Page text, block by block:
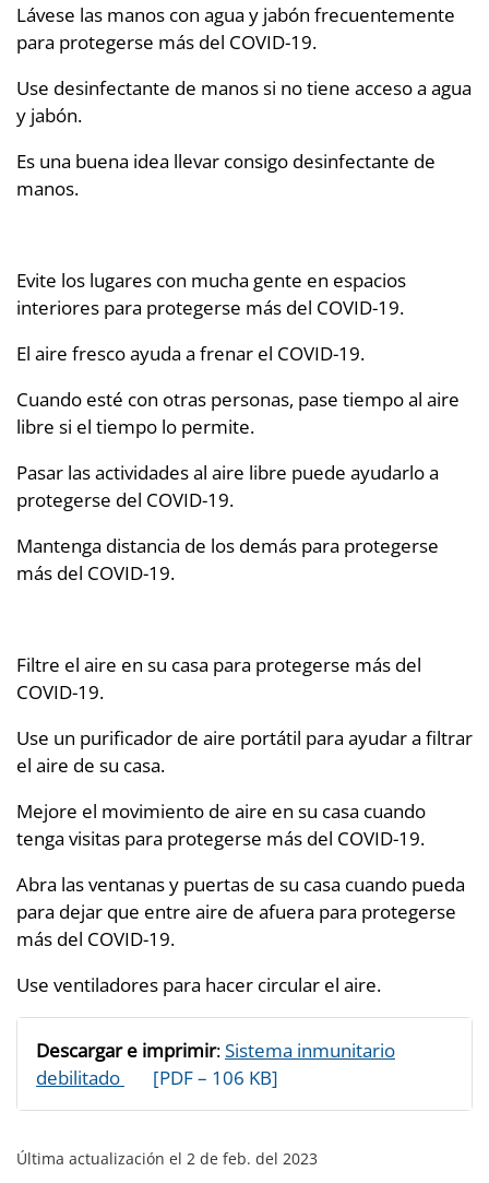
Lávese las manos con agua y jabón frecuentemente
para protegerse más del COVID-19.
Use desinfectante de manos si no tiene acceso a agua
y jabón.
Es una buena idea llevar consigo desinfectante de
manos.
Evite los lugares con mucha gente en espacios
interiores para protegerse más del COVID-19.
El aire fresco ayuda a frenar el COVID-19.
Cuando esté con otras personas, pase tiempo al aire
libre si el tiempo lo permite.
Pasar las actividades al aire libre puede ayudarlo a
protegerse del COVID-19.
Mantenga distancia de los demás para protegerse
más del COVID-19.
Filtre el aire en su casa para protegerse más del
COVID-19.
Use un purificador de aire portátil para ayudar a filtrar
el aire de su casa.
Mejore el movimiento de aire en su casa cuando
tenga visitas para protegerse más del COVID-19.
Abra las ventanas y puertas de su casa cuando pueda
para dejar que entre aire de afuera para protegerse
más del COVID-19.
Use ventiladores para hacer circular el aire.
Descargar e imprimir:Sistema inmunitario
debilitado
[PDF – 106 KB]
Última actualización el 2 de feb. del 2023